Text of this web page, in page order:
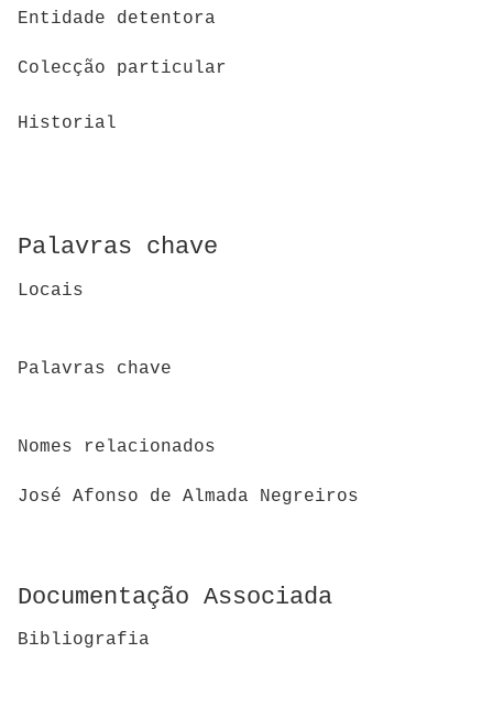
Entidade detentora
Colecção particular
Historial
Palavras chave
Locais
Palavras chave
Nomes relacionados
José Afonso de Almada Negreiros
Documentação Associada
Bibliografia